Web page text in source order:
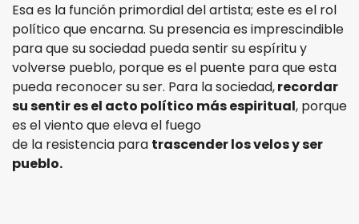
Esa es la función primordial del artista; este es el rol
político que encarna. Su presencia es imprescindible
para que su sociedad pueda sentir su espíritu y
volverse pueblo, porque es el puente para que esta
pueda reconocer su ser. Para la sociedad,recordar
su sentir es el acto político más espiritual, porque
es el viento que eleva el fuego
de la resistencia para trascender los velos y ser
pueblo.